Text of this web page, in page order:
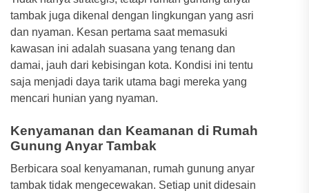
tambak juga dikenal dengan lingkungan yang asri
dan nyaman. Kesan pertama saat memasuki
kawasan ini adalah suasana yang tenang dan
damai, jauh dari kebisingan kota. Kondisi ini tentu
saja menjadi daya tarik utama bagi mereka yang
mencari hunian yang nyaman.
Kenyamanan dan Keamanan di Rumah
Gunung Anyar Tambak
Berbicara soal kenyamanan, rumah gunung anyar
tambak tidak mengecewakan. Setiap unit didesain